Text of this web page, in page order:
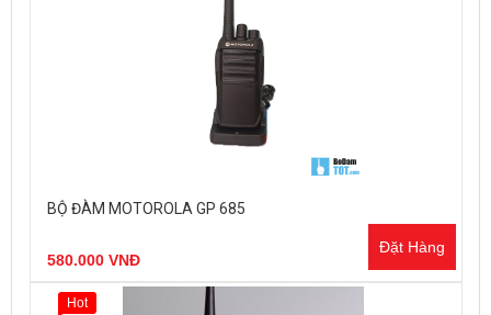
BỘ ĐÀM MOTOROLA GP 685
580.000 VNĐ
Đặt Hàng
Hot